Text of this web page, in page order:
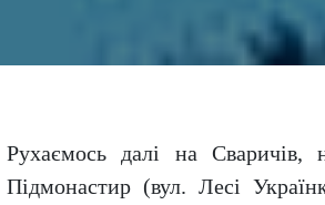
Рухаємось далі на
Підмонастир (вул. Лесі